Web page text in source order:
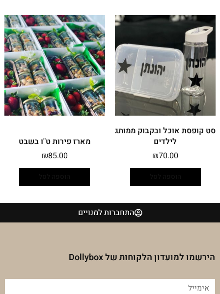
סט קופסת אוכל ובקבוק ממותג
לילדים
₪70.00
מארז פירות ט"ו בשבט
₪85.00
התחברות למנויים
הירשמו למועדון הלקוחות של Dollybox
אימייל